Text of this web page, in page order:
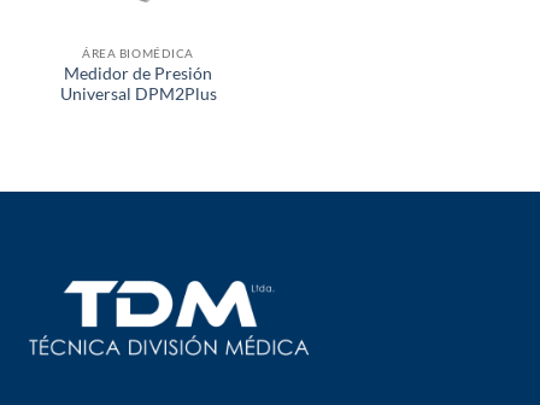
ÁREA BIOMÉDICA
Medidor de Presión
Universal DPM2Plus